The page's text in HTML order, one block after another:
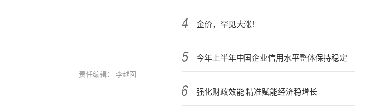
责任编辑： 李越囡
金价，罕见大涨！
今年上半年中国企业信用水平整体保持稳定
强化财政效能 精准赋能经济稳增长